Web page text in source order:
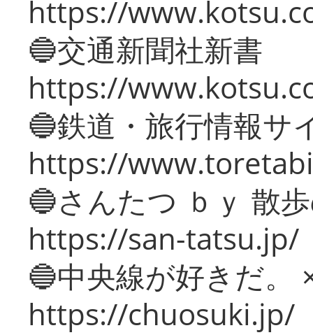
https://
🔵交通新聞社新書
https://
🔵鉄道・旅行情報サ
https://
🔵さんたつ ｂｙ 散
https://san-tatsu.jp/
🔵中央線が好きだ。
https://chuosuki.jp/